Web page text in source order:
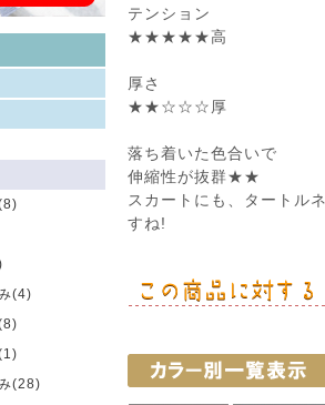
(4)
(28)
テンション
★★★★★高
厚さ
★★☆☆☆厚
落ち着いた色合いで
伸縮性が抜群★★
スカートにも、タートル
すね!